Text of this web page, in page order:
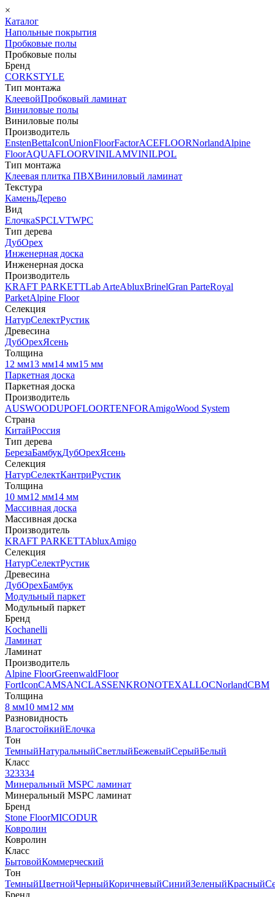
×
Каталог
Напольные покрытия
Пробковые полы
Пробковые полы
Бренд
CORKSTYLE
Тип монтажа
КлеевойПробковый ламинат
Виниловые полы
Виниловые полы
Производитель
EnstenBettaIconUnionFloorFactorACEFLOORNorlandAlpine
FloorAQUAFLOORVINILAMVINILPOL
Тип монтажа
Клеевая плитка ПВХВиниловый ламинат
Текстура
КаменьДерево
Вид
ЕлочкаSPCLVTWPC
Тип дерева
ДубОрех
Инженерная доска
Инженерная доска
Производитель
KRAFT PARKETTLab ArteAbluxBrinelGran ParteRoyal
ParketAlpine Floor
Селекция
НатурСелектРустик
Древесина
ДубОрехЯсень
Толщина
12 мм13 мм14 мм15 мм
Паркетная доска
Паркетная доска
Производитель
AUSWOODUPOFLOORTENFORAmigoWood System
Страна
КитайРоссия
Тип дерева
БерезаБамбукДубОрехЯсень
Селекция
НатурСелектКантриРустик
Толщина
10 мм12 мм14 мм
Массивная доска
Массивная доска
Производитель
KRAFT PARKETTAbluxAmigo
Селекция
НатурСелектРустик
Древесина
ДубОрехБамбук
Модульный паркет
Модульный паркет
Бренд
Kochanelli
Ламинат
Ламинат
Производитель
Alpine FloorGreenwaldFloor
FortIconCAMSANCLASSENKRONOTEXALLOCNorlandCBM
Толщина
8 мм10 мм12 мм
Разновидность
ВлагостойкийЕлочка
Тон
ТемныйНатуральныйСветлыйБежевыйСерыйБелый
Класс
323334
Минеральный MSPC ламинат
Минеральный MSPC ламинат
Бренд
Stone FloorMICODUR
Ковролин
Ковролин
Класс
БытовойКоммерческий
Тон
ТемныйЦветнойЧерныйКоричневыйСинийЗеленыйКрасный
Бренд